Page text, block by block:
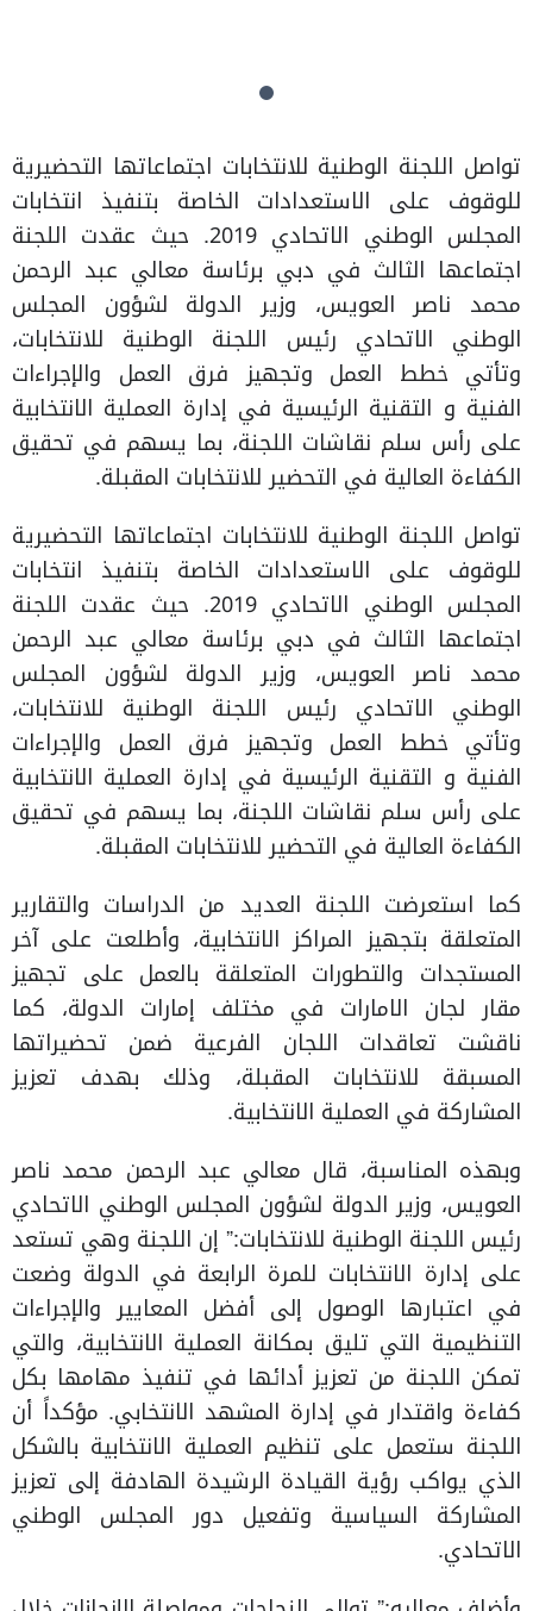
تواصل اللجنة الوطنية للانتخابات اجتماعاتها التحضيرية
للوقوف على الاستعدادات الخاصة بتنفيذ انتخابات
المجلس الوطني الاتحادي 2019. حيث عقدت اللجنة
اجتماعها الثالث في دبي برئاسة معالي عبد الرحمن
محمد ناصر العويس، وزير الدولة لشؤون المجلس
الوطني الاتحادي رئيس اللجنة الوطنية للانتخابات،
وتأتي خطط العمل وتجهيز فرق العمل والإجراءات
الفنية و التقنية الرئيسية في إدارة العملية الانتخابية
على رأس سلم نقاشات اللجنة، بما يسهم في تحقيق
الكفاءة العالية في التحضير للانتخابات المقبلة.
تواصل اللجنة الوطنية للانتخابات اجتماعاتها التحضيرية
للوقوف على الاستعدادات الخاصة بتنفيذ انتخابات
المجلس الوطني الاتحادي 2019. حيث عقدت اللجنة
اجتماعها الثالث في دبي برئاسة معالي عبد الرحمن
محمد ناصر العويس، وزير الدولة لشؤون المجلس
الوطني الاتحادي رئيس اللجنة الوطنية للانتخابات،
وتأتي خطط العمل وتجهيز فرق العمل والإجراءات
الفنية و التقنية الرئيسية في إدارة العملية الانتخابية
على رأس سلم نقاشات اللجنة، بما يسهم في تحقيق
الكفاءة العالية في التحضير للانتخابات المقبلة.
كما استعرضت اللجنة العديد من الدراسات والتقارير
المتعلقة بتجهيز المراكز الانتخابية، وأطلعت على آخر
المستجدات والتطورات المتعلقة بالعمل على تجهيز
مقار لجان الامارات في مختلف إمارات الدولة، كما
ناقشت تعاقدات اللجان الفرعية ضمن تحضيراتها
المسبقة للانتخابات المقبلة، وذلك بهدف تعزيز
المشاركة في العملية الانتخابية.
وبهذه المناسبة، قال معالي عبد الرحمن محمد ناصر
العويس، وزير الدولة لشؤون المجلس الوطني الاتحادي
رئيس اللجنة الوطنية للانتخابات:” إن اللجنة وهي تستعد
على إدارة الانتخابات للمرة الرابعة في الدولة وضعت
في اعتبارها الوصول إلى أفضل المعايير والإجراءات
التنظيمية التي تليق بمكانة العملية الانتخابية، والتي
تمكن اللجنة من تعزيز أدائها في تنفيذ مهامها بكل
كفاءة واقتدار في إدارة المشهد الانتخابي. مؤكداً أن
اللجنة ستعمل على تنظيم العملية الانتخابية بالشكل
الذي يواكب رؤية القيادة الرشيدة الهادفة إلى تعزيز
المشاركة السياسية وتفعيل دور المجلس الوطني
الاتحادي.